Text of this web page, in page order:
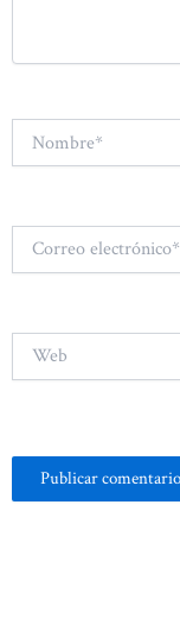
Correo
electrónico*
Web